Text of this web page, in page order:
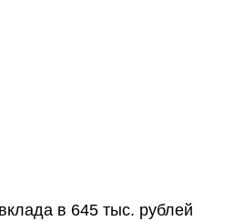
в 645 тыс. рублей